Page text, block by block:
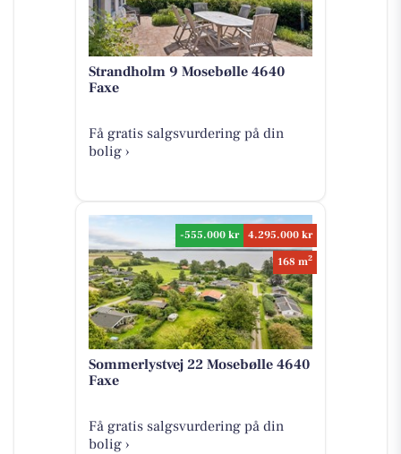
Strandholm 9 Mosebølle 4640
Faxe
Få gratis salgsvurdering på din
bolig ›
-555.000 kr
4.295.000 kr
168 m2
Sommerlystvej 22 Mosebølle 4640
Faxe
Få gratis salgsvurdering på din
bolig ›